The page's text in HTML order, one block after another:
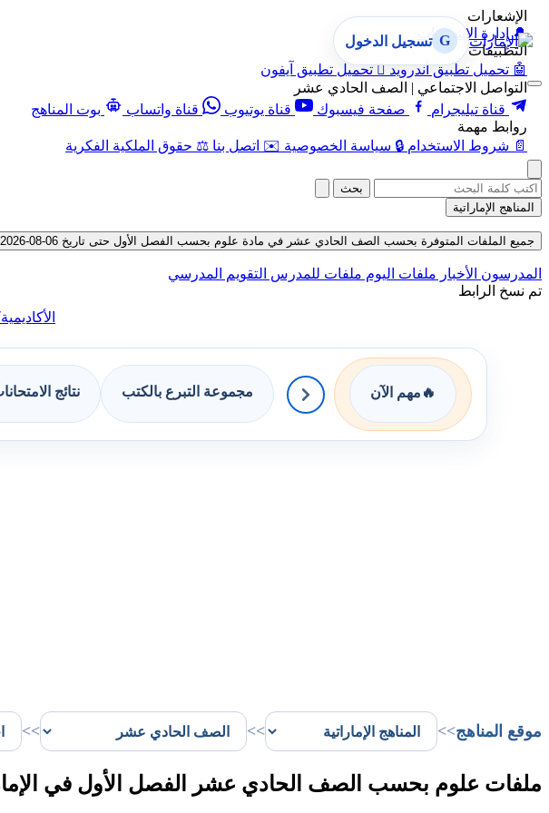
الإشعارات
🔔 إدارة الإشعارات
التطبيقات
🤖 تحميل تطبيق أندرويد  تحميل تطبيق آيفون
التواصل الاجتماعي | الصف الحادي عشر
قناة تيليجرام
صفحة فيسبوك قناة يوتيوب قناة واتساب
بوت المناهج
روابط مهمة
📄 شروط الاستخدام 🔒 سياسة الخصوصية ✉️ اتصل بنا ⚖️ حقوق الملكية الفكرية
G تسجيل الدخول
بحث
المناهج الإماراتية
جميع الملفات المتوفرة بحسب الصف الحادي عشر في مادة علوم بحسب الفصل الأول حتى تاريخ 06-08-2026
المدرسون الأخبار ملفات اليوم ملفات للمدرس التقويم المدرسي
تم نسخ الرابط
الأكاديمية
🔥 مهم الآن مجموعة التبرع بالكتب نتائج
موقع المناهج>>
>>
>>
ملفات علوم بحسب الصف الحادي عشر الفصل الأول في